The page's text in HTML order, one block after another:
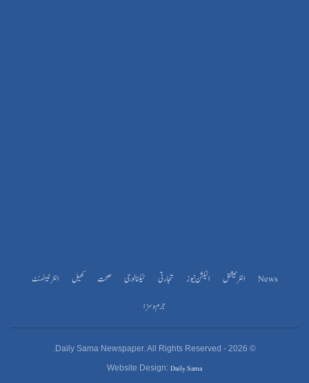
News انٹرنیشنل الیکشن نیوز تجارتی ٹیکنالوجی صحت کھیل
انٹرٹینمنٹ
جرم و سزا
© 2026 - Daily Sama Newspaper. All Rights Reserved.
Website Design: Daily Sama